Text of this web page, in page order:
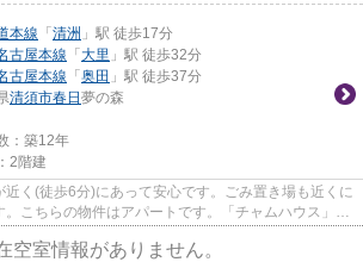
本線 「 清洲 」駅 徒歩17分
古屋本線 「 大里 」駅 徒歩32分
古屋本線 「 奥田 」駅 徒歩37分
清須市春日 夢の森
：築12年
2階建
く(徒歩6分)にあって安心です。ごみ置き場も近くに
こちらの物件はアパートです。「チャムハウス」の
空室情報がありません。